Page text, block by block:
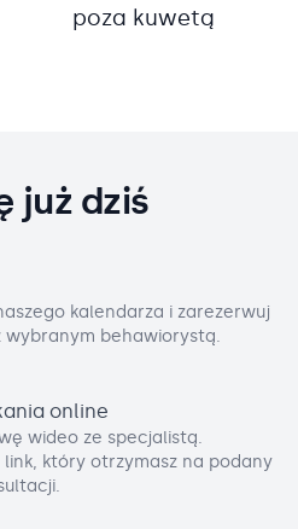
poza kuwetą
już dziś
kalendarza i zarezerwuj
wybranym behawiorystą.
online
wideo ze specjalistą.
który otrzymasz na podany